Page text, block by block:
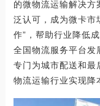
的微物流运输解决方
泛认可，成为微卡市
作”，帮助行业降低
全国物流服务平台发
专门为城市配送和最
物流运输行业实现降